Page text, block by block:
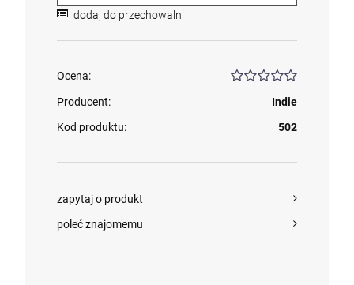
kam F granat okr 3
szt.
DO KOSZYKA
dodaj do przechowalni
Ocena:
Producent:
Indie
Kod produktu:
502
zapytaj o produkt
poleć znajomemu